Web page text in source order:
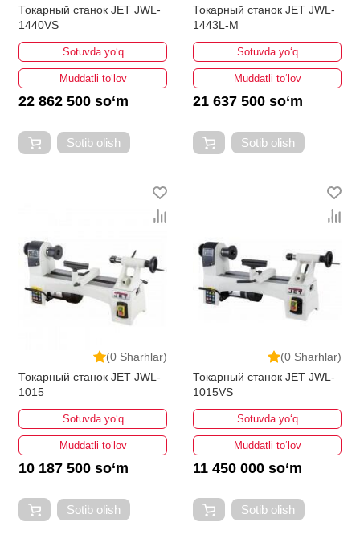
Токарный станок JET JWL-
1440VS
Sotuvda yo‘q
Muddatli to‘lov
22 862 500 so‘m
Sotib olish
Токарный станок JET JWL-
1443L-M
Sotuvda yo‘q
Muddatli to‘lov
21 637 500 so‘m
Sotib olish
(0 Sharhlar)
Токарный станок JET JWL-
1015
Sotuvda yo‘q
Muddatli to‘lov
10 187 500 so‘m
Sotib olish
(0 Sharhlar)
Токарный станок JET JWL-
1015VS
Sotuvda yo‘q
Muddatli to‘lov
11 450 000 so‘m
Sotib olish